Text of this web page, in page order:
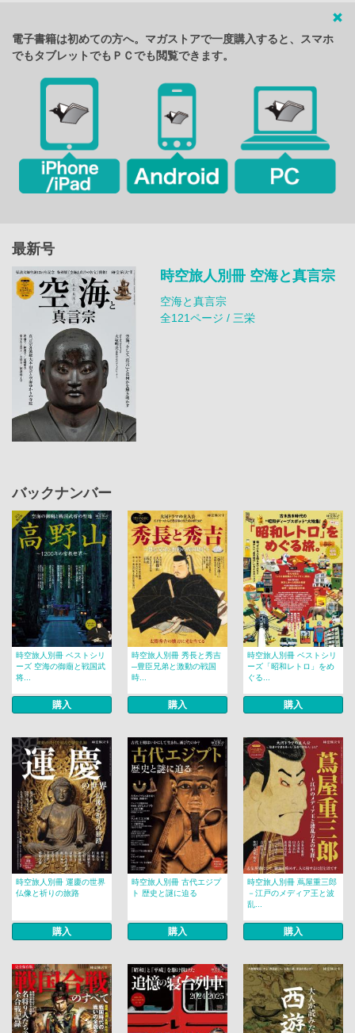
電子書籍は初めての方へ。マガストアで一度購入すると、スマホ
でもタブレットでもＰＣでも閲覧できます。
最新号
時空旅人別冊 空海と真言宗
空海と真言宗
全121ページ / 三栄
バックナンバー
時空旅人別冊 ベストシリ
ーズ 空海の御廟と戦国武
将...
購入
時空旅人別冊 秀長と秀吉
─豊臣兄弟と激動の戦国
時...
購入
時空旅人別冊 ベストシリ
ーズ「昭和レトロ」をめ
ぐる...
購入
時空旅人別冊 運慶の世界
仏像と祈りの旅路
購入
時空旅人別冊 古代エジプ
ト 歴史と謎に迫る
購入
時空旅人別冊 蔦屋重三郎
－江戸のメディア王と波
乱...
購入